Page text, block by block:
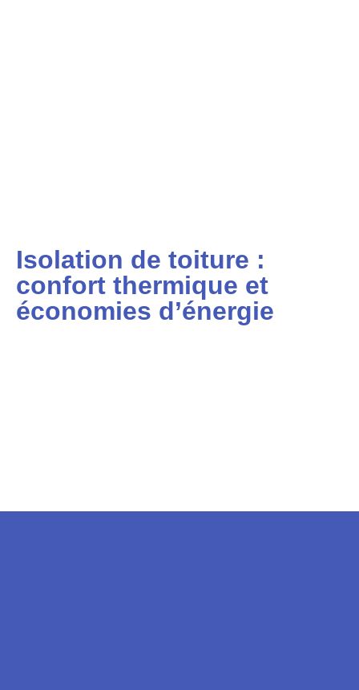
Isolation de toiture :
confort thermique et
économies d’énergie